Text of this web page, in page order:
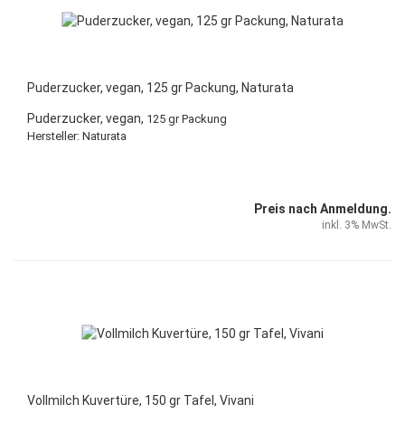
Puderzucker, vegan, 125 gr Packung, Naturata
Puderzucker, vegan, 125 gr Packung
Hersteller: Naturata
Preis nach Anmeldung.
inkl. 3% MwSt.
Vollmilch Kuvertüre, 150 gr Tafel, Vivani